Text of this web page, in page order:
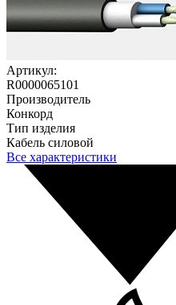
Артикул:
R0000065101
Производитель
Конкорд
Тип изделия
Кабель силовой
Все характеристики